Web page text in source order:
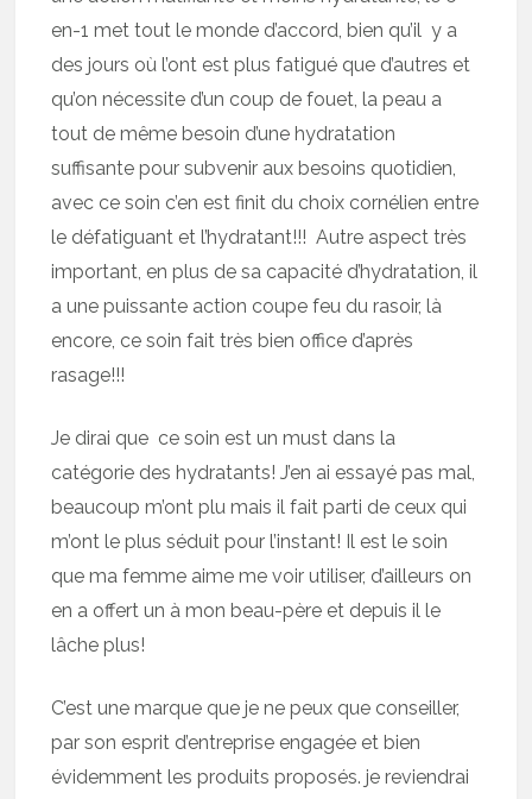
en-1 met tout le monde d’accord, bien qu’il y a
des jours où l’ont est plus fatigué que d’autres et
qu’on nécessite d’un coup de fouet, la peau a
tout de même besoin d’une hydratation
suffisante pour subvenir aux besoins quotidien,
avec ce soin c’en est finit du choix cornélien entre
le défatiguant et l’hydratant!!! Autre aspect très
important, en plus de sa capacité d’hydratation, il
a une puissante action coupe feu du rasoir, là
encore, ce soin fait très bien office d’après
rasage!!!
Je dirai que ce soin est un must dans la
catégorie des hydratants! J’en ai essayé pas mal,
beaucoup m’ont plu mais il fait parti de ceux qui
m’ont le plus séduit pour l’instant! Il est le soin
que ma femme aime me voir utiliser, d’ailleurs on
en a offert un à mon beau-père et depuis il le
lâche plus!
C’est une marque que je ne peux que conseiller,
par son esprit d’entreprise engagée et bien
évidemment les produits proposés. je reviendrai